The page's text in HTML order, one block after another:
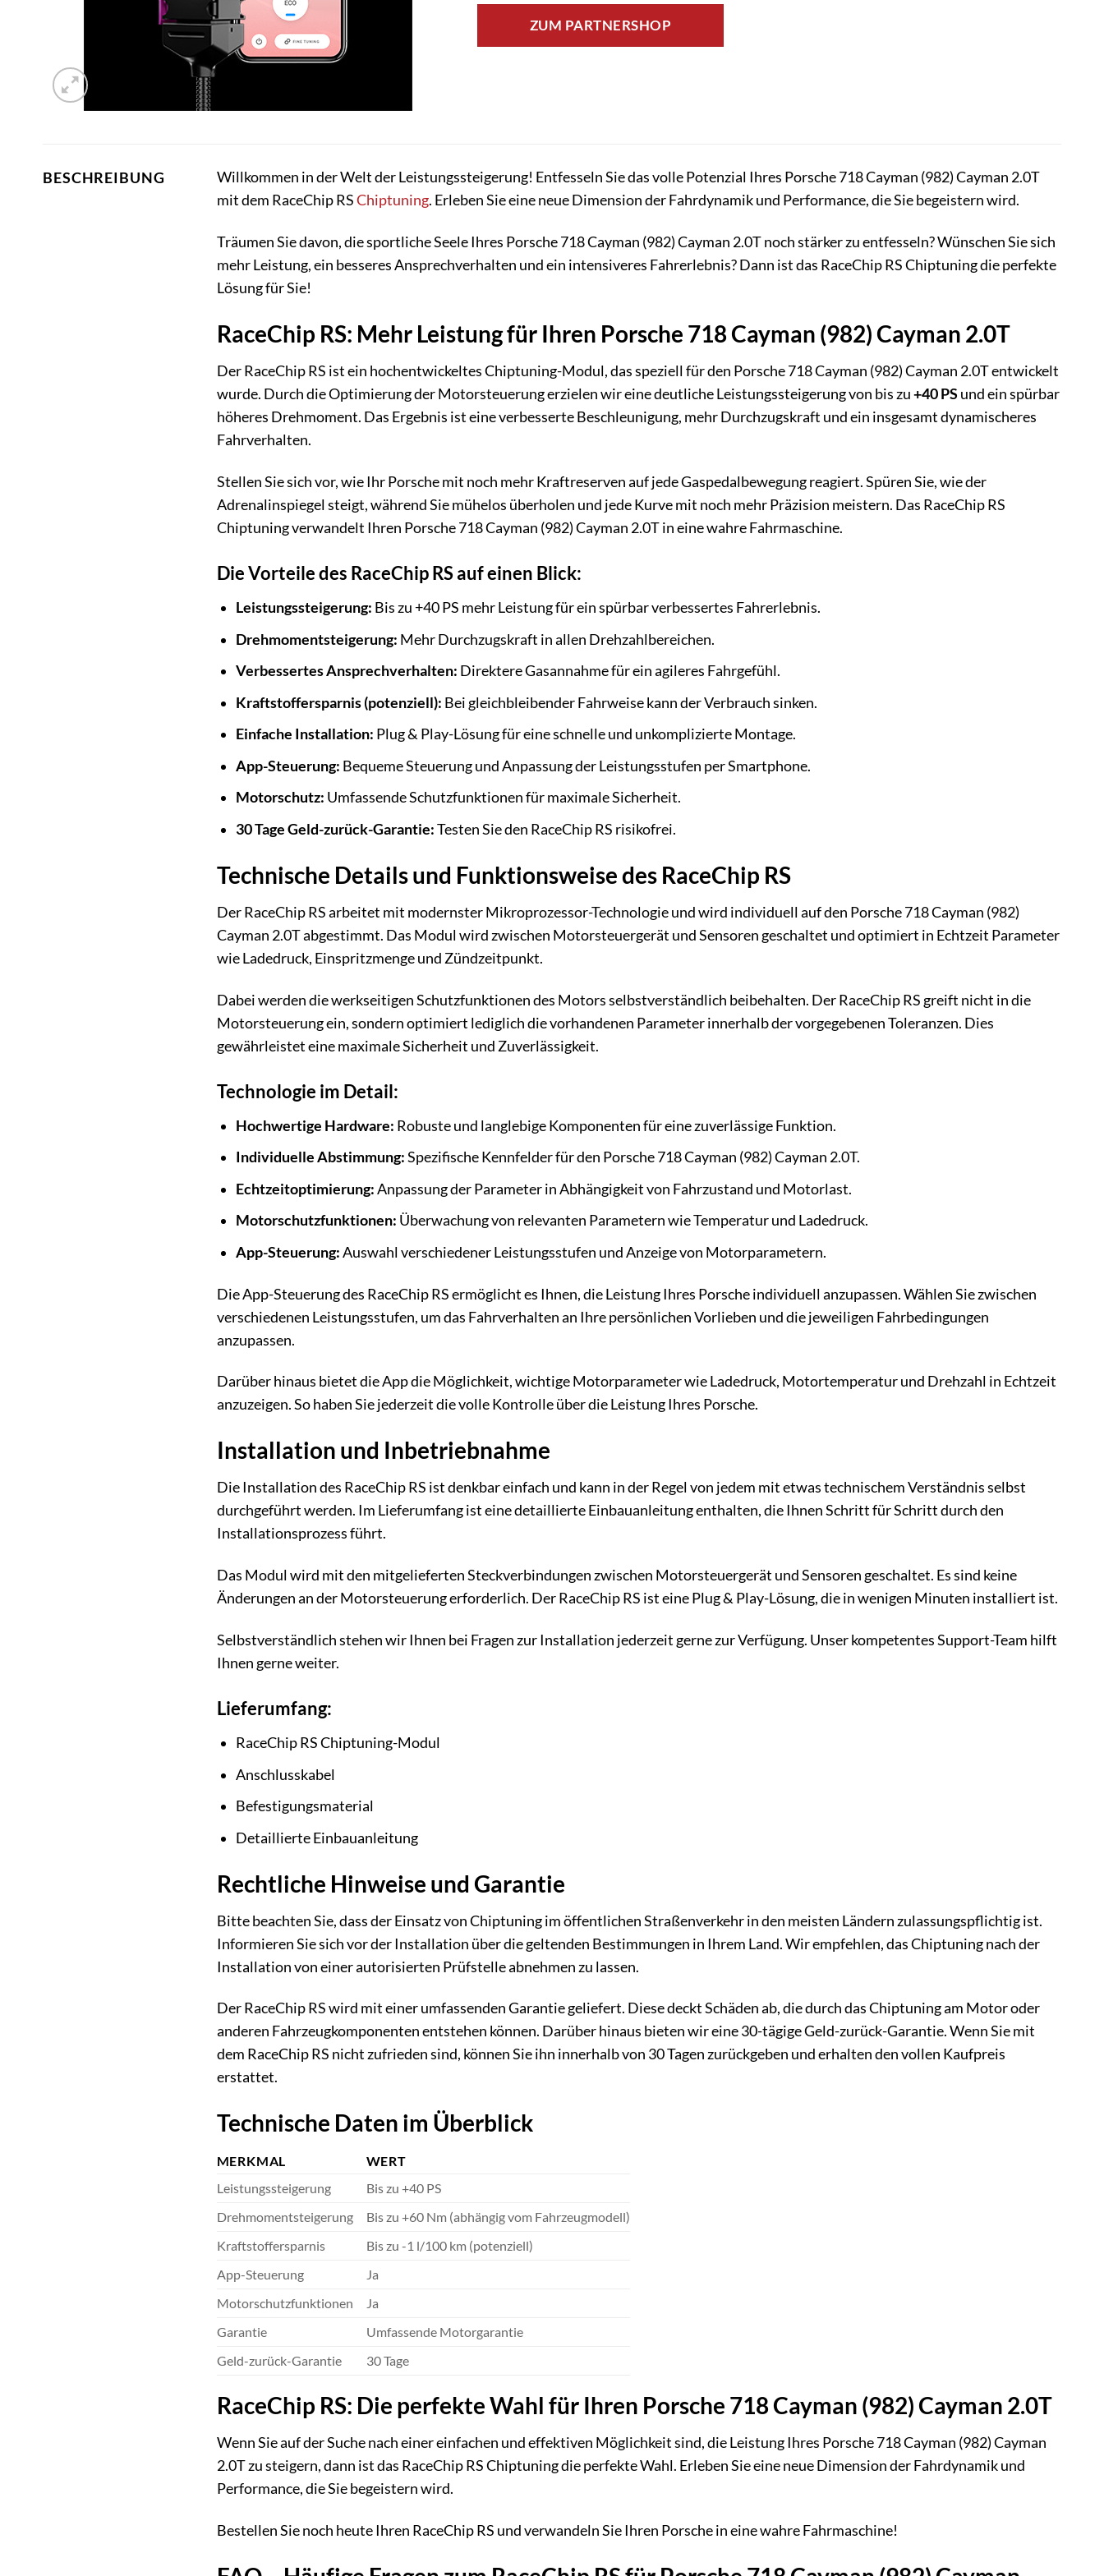
ZUM PARTNERSHOP
BESCHREIBUNG
Willkommen in der Welt der Leistungssteigerung! Entfesseln Sie das volle Potenzial Ihres Porsche 718 Cayman (982) Cayman 2.0T
mit dem RaceChip RSChiptuning. Erleben Sie eine neue Dimension der Fahrdynamik und Performance, die Sie begeistern wird.
Träumen Sie davon, die sportliche Seele Ihres Porsche 718 Cayman (982) Cayman 2.0T noch stärker zu entfesseln? Wünschen Sie sich
mehr Leistung, ein besseres Ansprechverhalten und ein intensiveres Fahrerlebnis? Dann ist das RaceChip RS Chiptuning die perfekte
Lösung für Sie!
RaceChip RS: Mehr Leistung für Ihren Porsche 718 Cayman (982) Cayman 2.0T
Der RaceChip RS ist ein hochentwickeltes Chiptuning-Modul, das speziell für den Porsche 718 Cayman (982) Cayman 2.0T entwickelt
wurde. Durch die Optimierung der Motorsteuerung erzielen wir eine deutliche Leistungssteigerung von bis zu+40 PS und ein spürbar
höheres Drehmoment. Das Ergebnis ist eine verbesserte Beschleunigung, mehr Durchzugskraft und ein insgesamt dynamischeres
Fahrverhalten.
Stellen Sie sich vor, wie Ihr Porsche mit noch mehr Kraftreserven auf jede Gaspedalbewegung reagiert. Spüren Sie, wie der
Adrenalinspiegel steigt, während Sie mühelos überholen und jede Kurve mit noch mehr Präzision meistern. Das RaceChip RS
Chiptuning verwandelt Ihren Porsche 718 Cayman (982) Cayman 2.0T in eine wahre Fahrmaschine.
Die Vorteile des RaceChip RS auf einen Blick:
Leistungssteigerung: Bis zu +40 PS mehr Leistung für ein spürbar verbessertes Fahrerlebnis.
Drehmomentsteigerung: Mehr Durchzugskraft in allen Drehzahlbereichen.
Verbessertes Ansprechverhalten: Direktere Gasannahme für ein agileres Fahrgefühl.
Kraftstoffersparnis (potenziell): Bei gleichbleibender Fahrweise kann der Verbrauch sinken.
Einfache Installation: Plug & Play-Lösung für eine schnelle und unkomplizierte Montage.
App-Steuerung: Bequeme Steuerung und Anpassung der Leistungsstufen per Smartphone.
Motorschutz: Umfassende Schutzfunktionen für maximale Sicherheit.
30 Tage Geld-zurück-Garantie:Testen Sie den RaceChip RS risikofrei.
Technische Details und Funktionsweise des RaceChip RS
Der RaceChip RS arbeitet mit modernster Mikroprozessor-Technologie und wird individuell auf den Porsche 718 Cayman (982)
Cayman 2.0T abgestimmt. Das Modul wird zwischen Motorsteuergerät und Sensoren geschaltet und optimiert in Echtzeit Parameter
wie Ladedruck, Einspritzmenge und Zündzeitpunkt.
Dabei werden die werkseitigen Schutzfunktionen des Motors selbstverständlich beibehalten. Der RaceChip RS greift nicht in die
Motorsteuerung ein, sondern optimiert lediglich die vorhandenen Parameter innerhalb der vorgegebenen Toleranzen. Dies
gewährleistet eine maximale Sicherheit und Zuverlässigkeit.
Technologie im Detail:
Hochwertige Hardware: Robuste und langlebige Komponenten für eine zuverlässige Funktion.
Individuelle Abstimmung:Spezifische Kennfelder für den Porsche 718 Cayman (982) Cayman 2.0T.
Echtzeitoptimierung:Anpassung der Parameter in Abhängigkeit von Fahrzustand und Motorlast.
Motorschutzfunktionen: Überwachung von relevanten Parametern wie Temperatur und Ladedruck.
App-Steuerung:Auswahl verschiedener Leistungsstufen und Anzeige von Motorparametern.
Die App-Steuerung des RaceChip RS ermöglicht es Ihnen, die Leistung Ihres Porsche individuell anzupassen. Wählen Sie zwischen
verschiedenen Leistungsstufen, um das Fahrverhalten an Ihre persönlichen Vorlieben und die jeweiligen Fahrbedingungen
anzupassen.
Darüber hinaus bietet die App die Möglichkeit, wichtige Motorparameter wie Ladedruck, Motortemperatur und Drehzahl in Echtzeit
anzuzeigen. So haben Sie jederzeit die volle Kontrolle über die Leistung Ihres Porsche.
Installation und Inbetriebnahme
Die Installation des RaceChip RS ist denkbar einfach und kann in der Regel von jedem mit etwas technischem Verständnis selbst
durchgeführt werden. Im Lieferumfang ist eine detaillierte Einbauanleitung enthalten, die Ihnen Schritt für Schritt durch den
Installationsprozess führt.
Das Modul wird mit den mitgelieferten Steckverbindungen zwischen Motorsteuergerät und Sensoren geschaltet. Es sind keine
Änderungen an der Motorsteuerung erforderlich. Der RaceChip RS ist eine Plug & Play-Lösung, die in wenigen Minuten installiert ist.
Selbstverständlich stehen wir Ihnen bei Fragen zur Installation jederzeit gerne zur Verfügung. Unser kompetentes Support-Team hilft
Ihnen gerne weiter.
Lieferumfang:
RaceChip RS Chiptuning-Modul
Anschlusskabel
Befestigungsmaterial
Detaillierte Einbauanleitung
Rechtliche Hinweise und Garantie
Bitte beachten Sie, dass der Einsatz von Chiptuning im öffentlichen Straßenverkehr in den meisten Ländern zulassungspflichtig ist.
Informieren Sie sich vor der Installation über die geltenden Bestimmungen in Ihrem Land. Wir empfehlen, das Chiptuning nach der
Installation von einer autorisierten Prüfstelle abnehmen zu lassen.
Der RaceChip RS wird mit einer umfassenden Garantie geliefert. Diese deckt Schäden ab, die durch das Chiptuning am Motor oder
anderen Fahrzeugkomponenten entstehen können. Darüber hinaus bieten wir eine 30-tägige Geld-zurück-Garantie. Wenn Sie mit
dem RaceChip RS nicht zufrieden sind, können Sie ihn innerhalb von 30 Tagen zurückgeben und erhalten den vollen Kaufpreis
erstattet.
Technische Daten im Überblick
MERKMAL
WERT
Leistungssteigerung
Bis zu +40 PS
Drehmomentsteigerung
Bis zu +60 Nm (abhängig vom Fahrzeugmodell)
Kraftstoffersparnis
Bis zu -1 l/100 km (potenziell)
App-Steuerung
Ja
Motorschutzfunktionen
Ja
Garantie
Umfassende Motorgarantie
Geld-zurück-Garantie
30 Tage
RaceChip RS: Die perfekte Wahl für Ihren Porsche 718 Cayman (982) Cayman 2.0T
Wenn Sie auf der Suche nach einer einfachen und effektiven Möglichkeit sind, die Leistung Ihres Porsche 718 Cayman (982) Cayman
2.0T zu steigern, dann ist das RaceChip RS Chiptuning die perfekte Wahl. Erleben Sie eine neue Dimension der Fahrdynamik und
Performance, die Sie begeistern wird.
Bestellen Sie noch heute Ihren RaceChip RS und verwandeln Sie Ihren Porsche in eine wahre Fahrmaschine!